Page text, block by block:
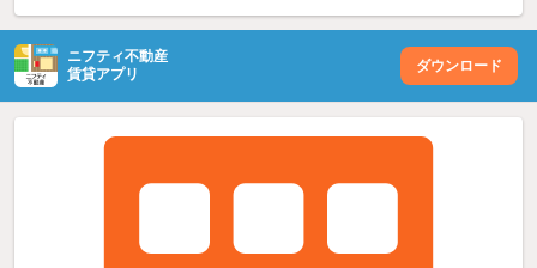
ニフティ不動産
賃貸アプリ
ダウンロード